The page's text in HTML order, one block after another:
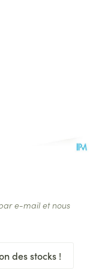
des stocks !
e-mail et nous